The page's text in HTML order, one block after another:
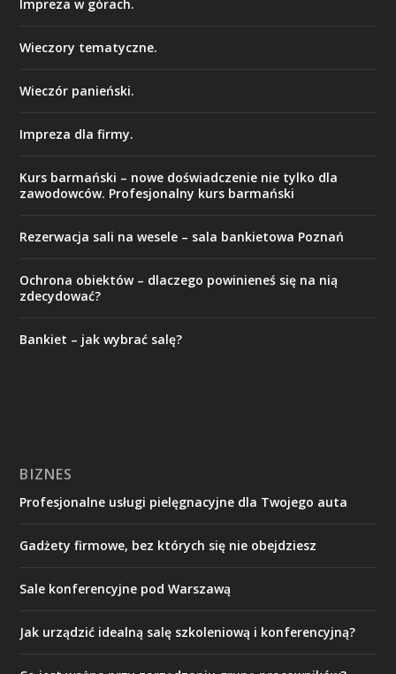
Impreza w górach.
Wieczory tematyczne.
Wieczór panieński.
Impreza dla firmy.
Kurs barmański – nowe doświadczenie nie tylko dla
zawodowców. Profesjonalny kurs barmański
Rezerwacja sali na wesele – sala bankietowa Poznań
Ochrona obiektów – dlaczego powinieneś się na nią
zdecydować?
Bankiet – jak wybrać salę?
BIZNES
Profesjonalne usługi pielęgnacyjne dla Twojego auta
Gadżety firmowe, bez których się nie obejdziesz
Sale konferencyjne pod Warszawą
Jak urządzić idealną salę szkoleniową i konferencyjną?